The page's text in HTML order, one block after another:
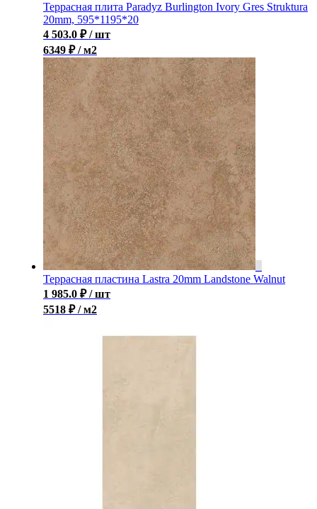
Террасная плита Paradyz Burlington Ivory Gres Struktura
20mm, 595*1195*20
4 503.0 ₽ / шт
6349 ₽ / м2
Террасная пластина Lastra 20mm Landstone Walnut
1 985.0 ₽ / шт
5518 ₽ / м2